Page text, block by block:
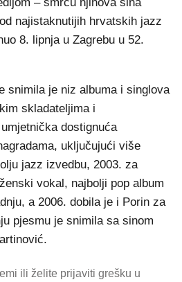
najistaknutijih hrvatskih jazz
8. lipnja u Zagrebu u 52.
snimila je niz albuma i singlova
skladateljima i
dostignuća
uključujući više
jazz izvedbu, 2003. za
vokal, najbolji pop album
a 2006. dobila je i Porin za
pjesmu je snimila sa sinom
ili želite prijaviti grešku u